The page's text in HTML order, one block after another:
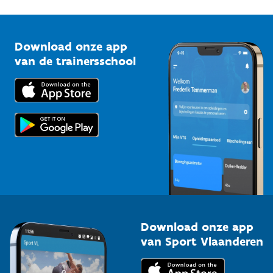
Bedrijven
Trainers en begeleiders
Topsporters
Vlaamse Trainersschool
Kennisplatform
Downloads
Voor de pers
Download onze app
van de trainersschool
Download onze app
van Sport Vlaanderen